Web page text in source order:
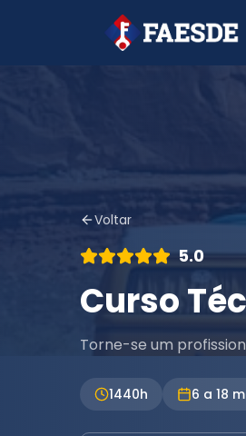
Voltar
5.0
Curso
Torne-se um
1440h 6 a 18